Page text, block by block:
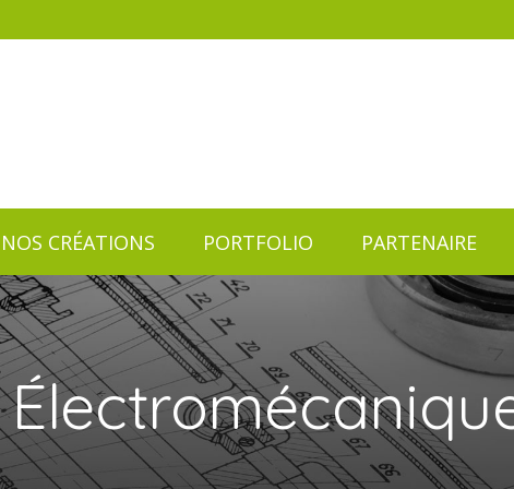
NOS CRÉATIONS PORTFOLIO PARTENAIRE
NOS CRÉATIONS PORTFOLIO PARTENAIRE